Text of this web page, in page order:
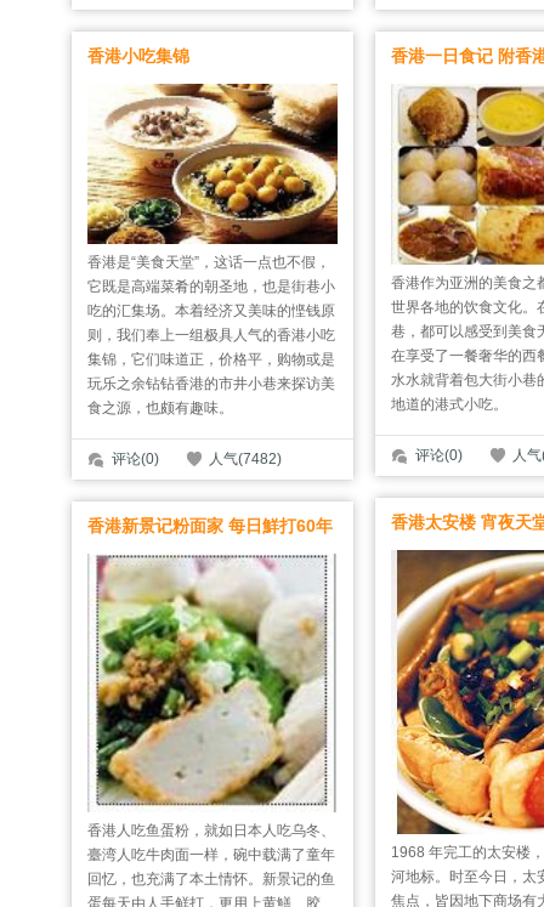
香港小吃集锦
香港是“美食天堂”，这话一点也不假，
它既是高端菜肴的朝圣地，也是街巷小
吃的汇集场。本着经济又美味的悭钱原
则，我们奉上一组极具人气的香港小吃
集锦，它们味道正，价格平，购物或是
玩乐之余钻钻香港的市井小巷来探访美
食之源，也颇有趣味。
评论(0) 人气(7482)
香港一日食记 附香
香港作为亚洲的美食之
世界各地的饮食文化。
巷，都可以感受到美食
在享受了一餐奢华的西
水水就背着包大街小巷
地道的港式小吃。
评论(0) 人
香港太安楼 宵夜天
1968 年完工的太安楼
河地标。时至今日，太
焦点，皆因地下商场有
香港新景记粉面家 每日鮮打60年
香港人吃鱼蛋粉，就如日本人吃乌冬、
臺湾人吃牛肉面一样，碗中载满了童年
回忆，也充满了本土情怀。新景记的鱼